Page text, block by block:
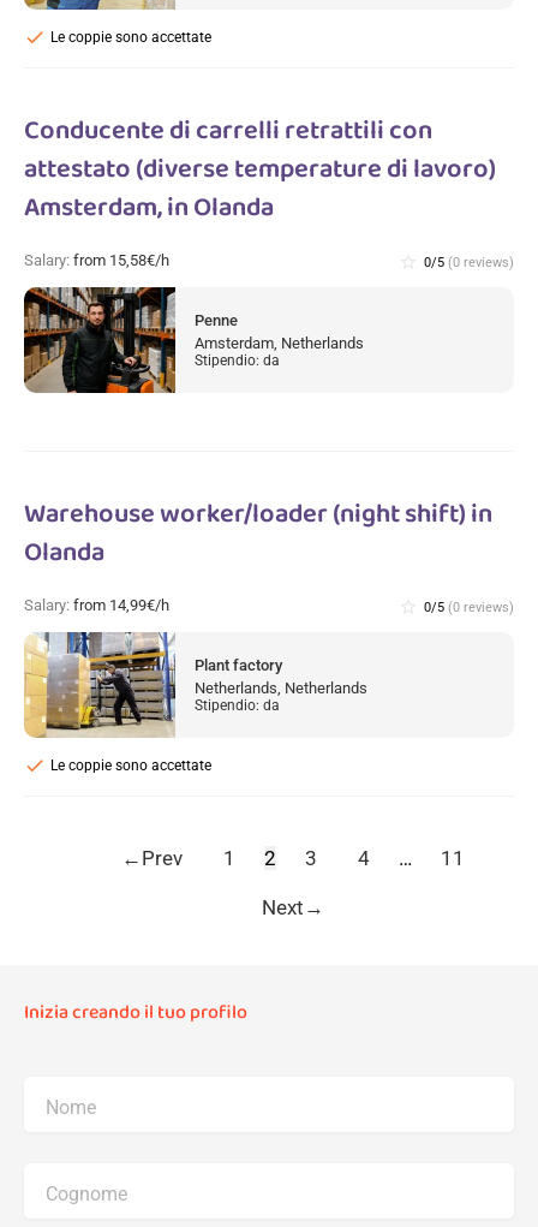
Le coppie sono accettate
check
Conducente di carrelli retrattili con
attestato (diverse temperature di lavoro)
Amsterdam, in Olanda
Salary: from 15,58€/h star_border 0/5 (0 reviews)
Penne
Amsterdam, Netherlands
Stipendio: da
Warehouse worker/loader (night shift) in
Olanda
Salary: from 14,99€/h star_border 0/5 (0 reviews)
Plant factory
Netherlands, Netherlands
Stipendio: da
Le coppie sono accettate
check
← Prev 1 2 3 4 … 11
Next →
Inizia creando il tuo profilo
Nome
Cognome